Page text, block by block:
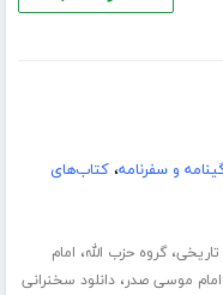
و سفرنامه،کتاب‌های
تاریخی،گروه حزب الله، امام
امام موسی صدر،دانلود سخنرانی